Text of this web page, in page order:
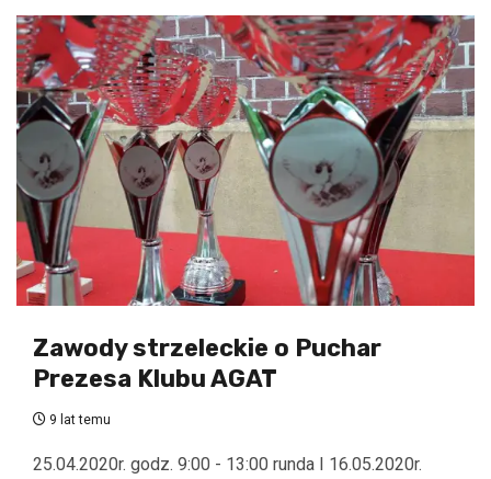
Zawody strzeleckie o Puchar
Prezesa Klubu AGAT
9 lat temu
25.04.2020r. godz. 9:00 - 13:00 runda I 16.05.2020r.